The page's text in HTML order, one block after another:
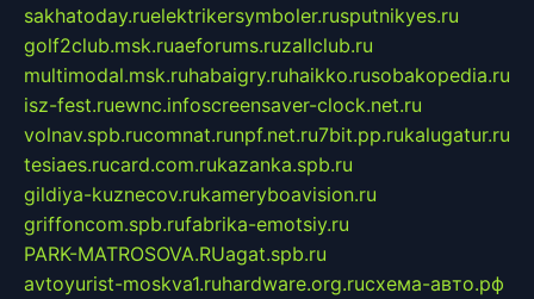
sakhatoday.ruelektrikersymboler.rusputnikyes.ru
golf2club.msk.ruaeforums.ruzallclub.ru
multimodal.msk.ruhabaigry.ruhaikko.rusobakopedia.ru
isz-fest.ruewnc.infoscreensaver-clock.net.ru
volnav.spb.rucomnat.runpf.net.ru7bit.pp.rukalugatur.ru
tesiaes.rucard.com.rukazanka.spb.ru
gildiya-kuznecov.rukameryboavision.ru
griffoncom.spb.rufabrika-emotsiy.ru
PARK-MATROSOVA.RUagat.spb.ru
avtoyurist-moskva1.ruhardware.org.ruсхема-авто.рф